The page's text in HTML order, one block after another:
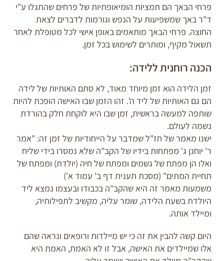
פרחי הבאך הם תמציות הומיאופתיות של פרחים שהתגלו ע"י
ד"ר באך שמשפיעות על הנפש וגורמות לדברים לצאת
החוצה. פרחי הבאך מותאמים באופן אישי לכל מטופלת לאחר
תשאול מקיף, ומותרים לשימוש בכל זמן.
הכנה רוחנית ללידה:
זמן הלידה הוא זמן מיוחד מאוד, לא סתם האותיות של לידה
הם גם האותיות של ליד ה'. זהו הזמן שבו האישה הופכת להיות
שותפה למעשה בראשית, זמן שבו היא לוקחת חלק בהורדת
נשמה לעולם.
ישנו מאמר של חז"ל שמדבר על הייחודיות של זמן זה: "אמר
ר' יוחנן ג' מפתחות בידיו של הקב"ה שלא נמסרו בידי שליח
ואלו הן מפתח של גשמים ומפתח של חיה (יולדת) ומפתח של
תחיית המתים" (מסכת תענית דף ב' עמוד א')
משמעות מאמר זה היא שהקב"ה בכבודו ובעצמו נמצא ליד
היולדת בשעת הלידה, שומר עליה, מקשיב לתפילותיה,
ומיילד אותה.
היום קשה להבין את זה כי יש מיילדות ורופאים ונראה שהם
אלו שמיילדים את האישה, אבל זו לא האמת, האמת היא